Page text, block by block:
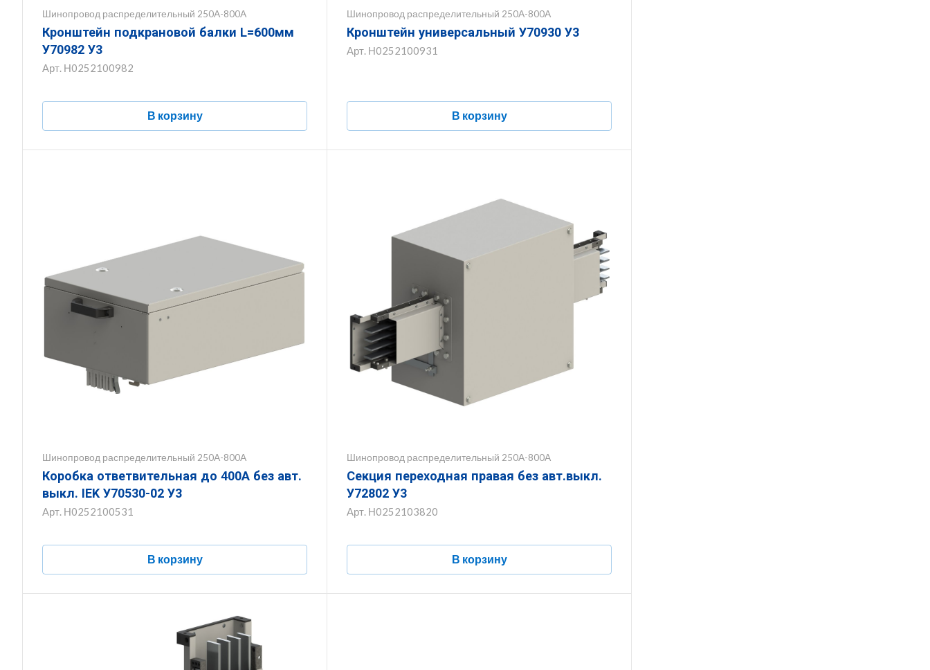
Шинопровод распределительный 250А-800А
Кронштейн подкрановой балки L=600мм
У70982 У3
Арт. Н0252100982
В корзину
Шинопровод распределительный 250А-800А
Кронштейн универсальный У70930 У3
Арт. Н0252100931
В корзину
Шинопровод распределительный 250А-800А
Коробка ответвительная до 400А без авт.
выкл. IEK У70530-02 У3
Арт. Н0252100531
В корзину
Шинопровод распределительный 250А-800А
Секция переходная правая без авт.выкл.
У72802 У3
Арт. Н0252103820
В корзину